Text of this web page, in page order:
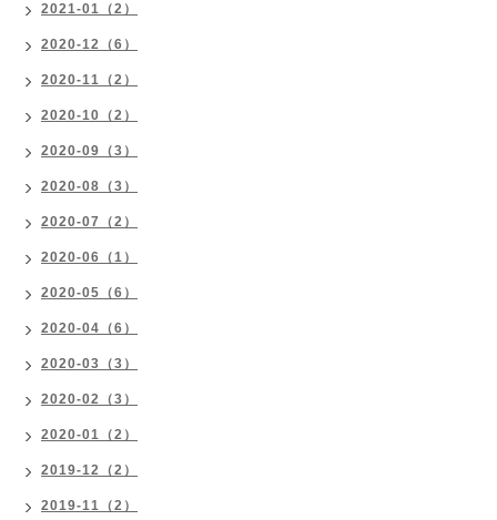
2021-01（2）
2020-12（6）
2020-11（2）
2020-10（2）
2020-09（3）
2020-08（3）
2020-07（2）
2020-06（1）
2020-05（6）
2020-04（6）
2020-03（3）
2020-02（3）
2020-01（2）
2019-12（2）
2019-11（2）